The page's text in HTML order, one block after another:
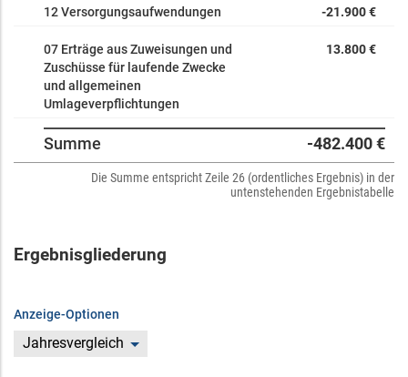
12 Versorgungsaufwendungen -21.900 €
07 Erträge aus Zuweisungen und
Zuschüsse für laufende Zwecke
und allgemeinen
Umlageverpflichtungen
13.800 €
Summe -482.400 €
Die Summe entspricht Zeile 26 (ordentliches Ergebnis) in der
untenstehenden Ergebnistabelle
Ergebnisgliederung
Anzeige-Optionen
Jahresvergleich